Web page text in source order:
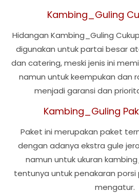
Kambing_Guling
Hidangan Kambing_Guling
digunakan untuk partai besar
dan catering, meski jenis ini
namun untuk keempukan dan
menjadi garansi dan
Kambing_Guling
Paket ini merupakan paket
dengan adanya ekstra gule
namun untuk ukuran
tentunya untuk penakaran porsi
mengatur.